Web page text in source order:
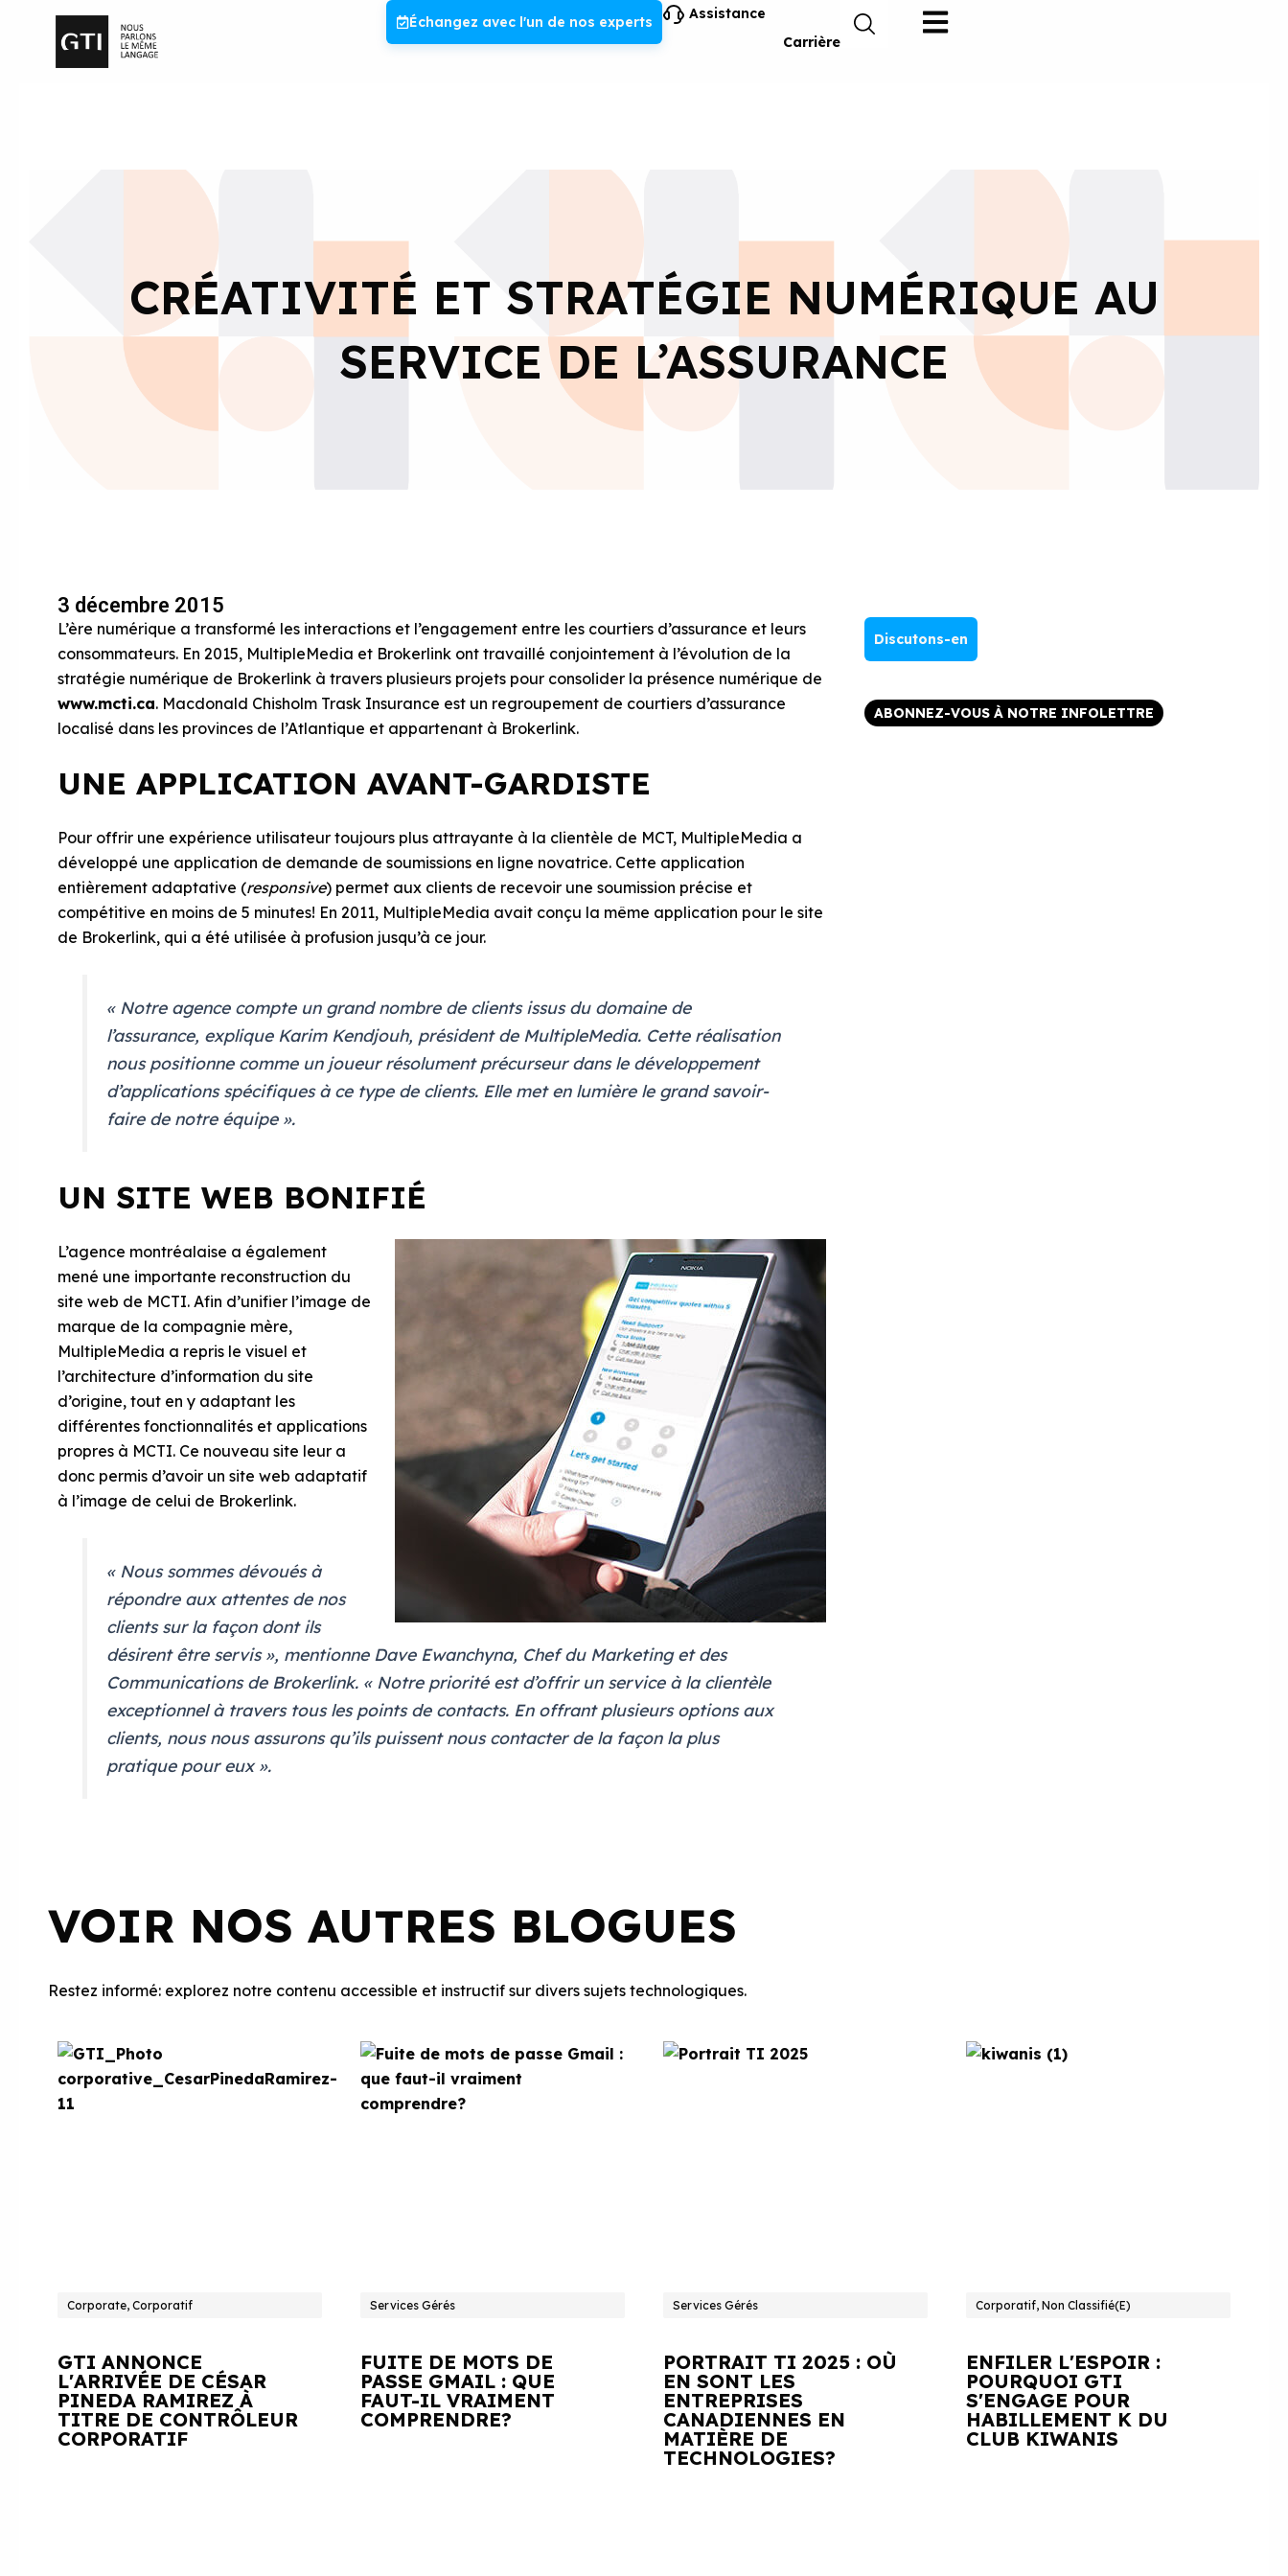
Échangez avec l'un de nos experts
Assistance
Carrière
CRÉATIVITÉ ET STRATÉGIE NUMÉRIQUE AU
SERVICE DE L’ASSURANCE
3 décembre 2015
L’ère numérique a transformé les interactions et l’engagement entre les courtiers d’assurance et leurs
consommateurs. En 2015, MultipleMedia et Brokerlink ont travaillé conjointement à l’évolution de la
stratégie numérique de Brokerlink à travers plusieurs projets pour consolider la présence numérique de
www.mcti.ca. Macdonald Chisholm Trask Insurance est un regroupement de courtiers d’assurance
localisé dans les provinces de l’Atlantique et appartenant à Brokerlink.
UNE APPLICATION AVANT-GARDISTE
Pour offrir une expérience utilisateur toujours plus attrayante à la clientèle de MCT, MultipleMedia a
développé une application de demande de soumissions en ligne novatrice. Cette application
entièrement adaptative (responsive) permet aux clients de recevoir une soumission précise et
compétitive en moins de 5 minutes! En 2011, MultipleMedia avait conçu la même application pour le site
de Brokerlink, qui a été utilisée à profusion jusqu’à ce jour.
« Notre agence compte un grand nombre de clients issus du domaine de
l’assurance, explique Karim Kendjouh, président de MultipleMedia. Cette réalisation
nous positionne comme un joueur résolument précurseur dans le développement
d’applications spécifiques à ce type de clients. Elle met en lumière le grand savoir-
faire de notre équipe ».
UN SITE WEB BONIFIÉ
L’agence montréalaise a également
mené une importante reconstruction du
site web de MCTI. Afin d’unifier l’image de
marque de la compagnie mère,
MultipleMedia a repris le visuel et
l’architecture d’information du site
d’origine, tout en y adaptant les
différentes fonctionnalités et applications
propres à MCTI. Ce nouveau site leur a
donc permis d’avoir un site web adaptatif
à l’image de celui de Brokerlink.
« Nous sommes dévoués à
répondre aux attentes de nos
clients sur la façon dont ils
désirent être servis », mentionne Dave Ewanchyna, Chef du Marketing et des
Communications de Brokerlink. « Notre priorité est d’offrir un service à la clientèle
exceptionnel à travers tous les points de contacts. En offrant plusieurs options aux
clients, nous nous assurons qu’ils puissent nous contacter de la façon la plus
pratique pour eux ».
Discutons-en
ABONNEZ-VOUS À NOTRE INFOLETTRE
VOIR NOS AUTRES BLOGUES
Restez informé: explorez notre contenu accessible et instructif sur divers sujets technologiques.
Corporate, Corporatif
GTI ANNONCE
L'ARRIVÉE DE CÉSAR
PINEDA RAMIREZ À
TITRE DE CONTRÔLEUR
CORPORATIF
Services Gérés
FUITE DE MOTS DE
PASSE GMAIL : QUE
FAUT-IL VRAIMENT
COMPRENDRE?
Services Gérés
PORTRAIT TI 2025 : OÙ
EN SONT LES
ENTREPRISES
CANADIENNES EN
MATIÈRE DE
TECHNOLOGIES?
Corporatif, Non Classifié(e)
ENFILER L'ESPOIR :
POURQUOI GTI
S'ENGAGE POUR
HABILLEMENT K DU
CLUB KIWANIS